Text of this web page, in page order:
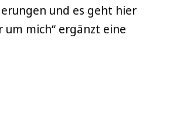
und es geht hier
um mich“ ergänzt eine